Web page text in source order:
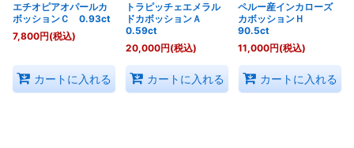
エチオピアオパールカ
ボッションＣ 0.93ct
7,800円(税込)
カートに入れる
トラピッチェエメラル
ドカボッションＡ
0.59ct
20,000円(税込)
カートに入れる
ペルー産インカローズ
カボッションＨ
90.5ct
11,000円(税込)
カートに入れる